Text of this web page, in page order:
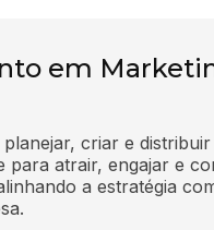
em
criar e distribuir
para atrair, engajar e
a estratégia